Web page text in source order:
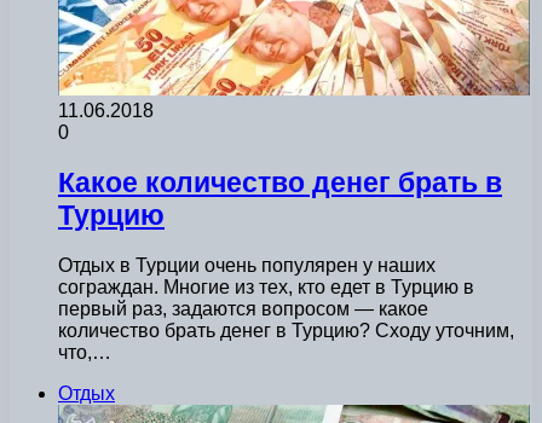
11.06.2018
0
Какое количество денег брать в
Турцию
Отдых в Турции очень популярен у наших
сограждан. Многие из тех, кто едет в Турцию в
первый раз, задаются вопросом — какое
количество брать денег в Турцию? Сходу уточним,
что,…
Отдых